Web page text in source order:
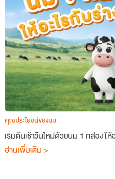
คุณประโยชน์ของนม
เริ่มต้นเช้าวันใหม่ด้วยนม 1 กล่อง ให้
อ่านเพิ่มเติม >